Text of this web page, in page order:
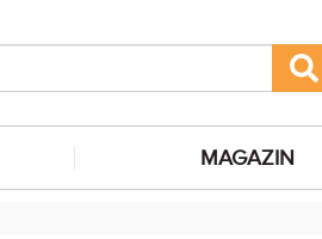
MAGAZIN